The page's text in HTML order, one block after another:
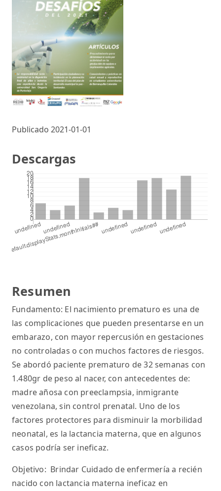
Publicado 2021-01-01
Resumen
Fundamento: El nacimiento prematuro es una de
las complicaciones que pueden presentarse en un
embarazo, con mayor repercusión en gestaciones
no controladas o con muchos factores de riesgos.
Se abordó paciente prematuro de 32 semanas con
1.480gr de peso al nacer, con antecedentes de:
madre añosa con preeclampsia, inmigrante
venezolana, sin control prenatal. Uno de los
factores protectores para disminuir la morbilidad
neonatal, es la lactancia materna, que en algunos
casos podría ser ineficaz.
Objetivo: Brindar Cuidado de enfermería a recién
nacido con lactancia materna ineficaz en
Descargas